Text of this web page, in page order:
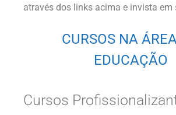
através dos links acima e invista em
CURSOS NA
EDUCAÇÃO
Cursos